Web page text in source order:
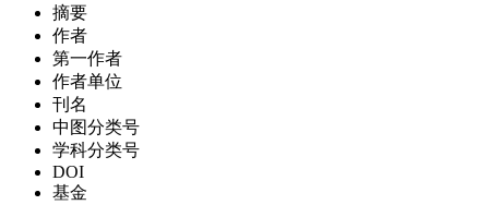
摘要
作者
第一作者
作者单位
刊名
中图分类号
学科分类号
DOI
基金